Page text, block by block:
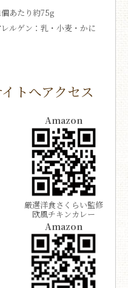
個あたり約75g
ルゲン：乳・小麦・かに
トへアクセス
Amazon
厳選洋食さくらい監修
欧風チキンカレー
Amazon